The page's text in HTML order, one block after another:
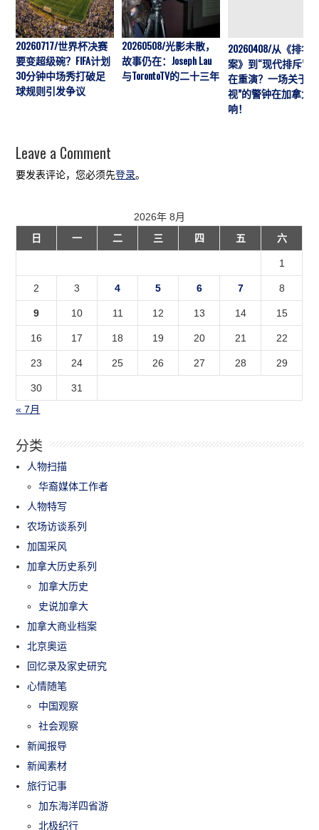
20260717/世界杯决赛
要变超级碗？FIFA计划
30分钟中场秀打破足
球规则引发争议
20260508/光影未散，
故事仍在：Joseph Lau
与TorontoTV的二十三年
20260408/从《排华
案》到“现代排斥”历
在重演？一场关于“
视”的警钟在加拿大
响！
Leave a Comment
要发表评论，您必须先登录。
2026年 8月
日
一 二 三 四 五 六
1
2 3 4 5 6 7 8
9 10 11 12 13 14 15
16 17 18 19 20 21 22
23 24 25 26 27 28 29
30
31
« 7月
分类
人物扫描
华裔媒体工作者
人物特写
农场访谈系列
加国采风
加拿大历史系列
加拿大历史
史说加拿大
加拿大商业档案
北京奥运
回忆录及家史研究
心情随笔
中国观察
社会观察
新闻报导
新闻素材
旅行记事
加东海洋四省游
北极纪行